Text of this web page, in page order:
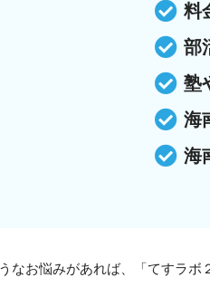
料
部
塾
海
海
なお悩みがあれば、「てすラ